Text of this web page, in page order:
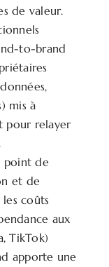
de valeur.
to-brand
mis à
pour relayer
point de
et de
coûts
aux
TikTok)
apporte une